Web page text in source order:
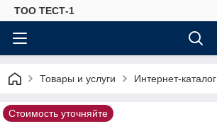
ТОО ТЕСТ-1
Товары и услуги Интернет-каталог
Стоимость уточняйте